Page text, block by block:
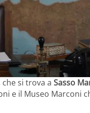
che si trova a Sasso
e il Museo Marconi